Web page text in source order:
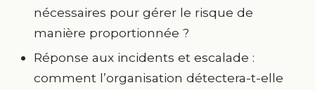
nécessaires pour gérer le risque de
manière proportionnée ?
Réponse aux incidents et escalade :
comment l’organisation détectera-t-elle